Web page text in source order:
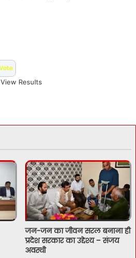
View Results
जन-जन का जीवन सरल बनाना ही
प्रदेश सरकार का उद्देश्य – संजय
अवस्थी